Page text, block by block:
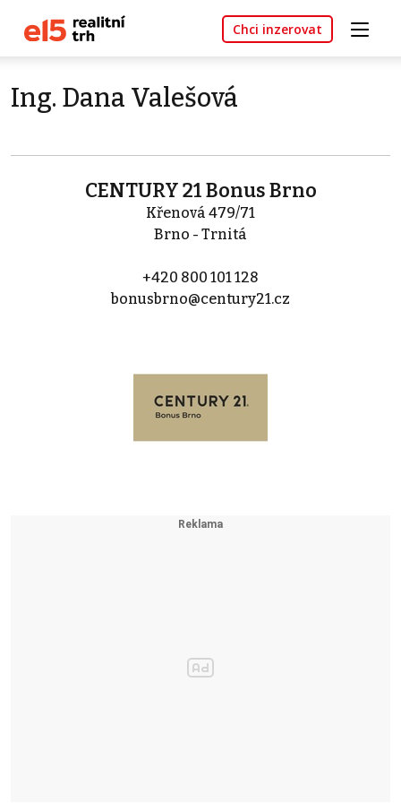
Chci inzerovat
Ing. Dana Valešová
CENTURY 21 Bonus Brno
Křenová 479/71
Brno - Trnitá
+420 800 101 128
bonusbrno@century21.cz